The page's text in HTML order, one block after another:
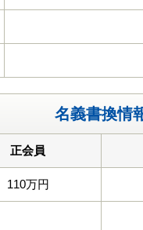
名義書換情
正会員
110万円